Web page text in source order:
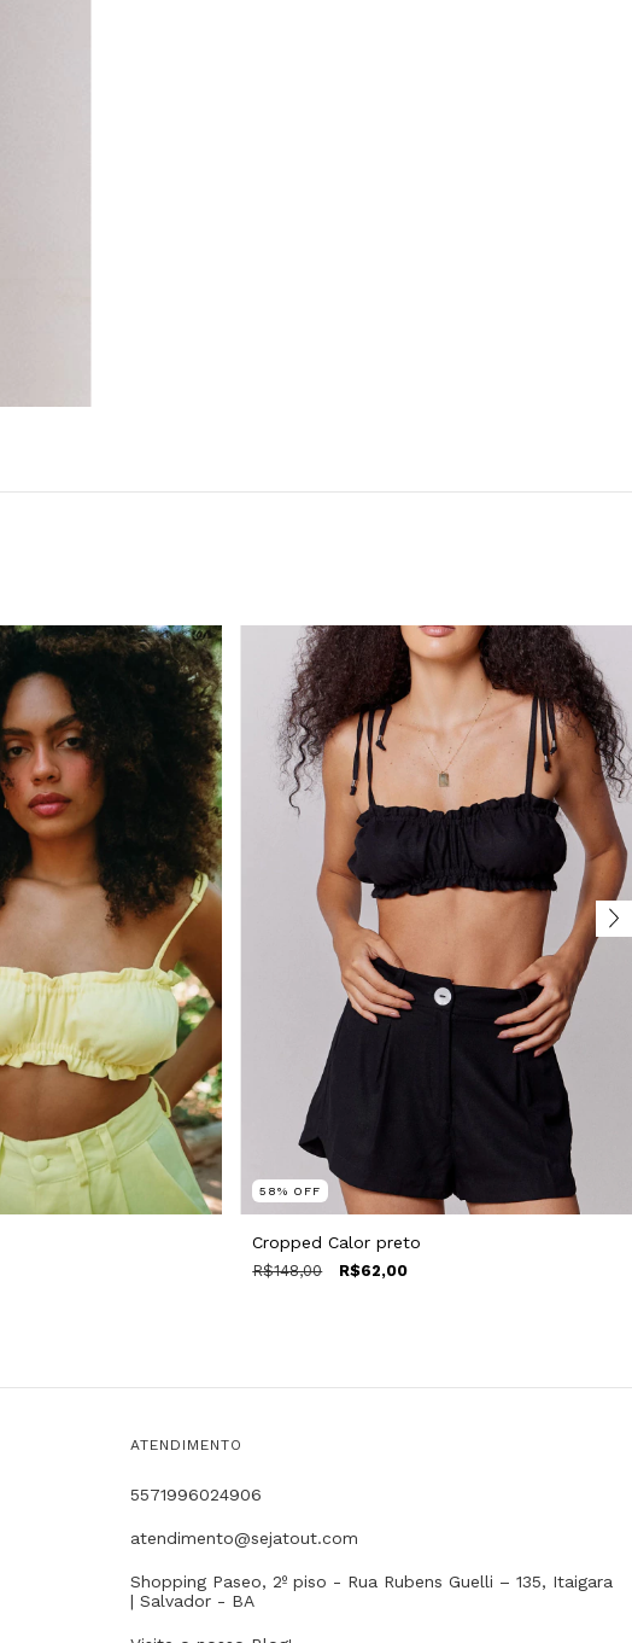
58% OFF
Cropped Calor preto
R$148,00 R$62,00
ATENDIMENTO
5571996024906
atendimento@sejatout.com
Shopping Paseo, 2º piso - Rua Rubens Guelli – 135, Itaigara
| Salvador - BA